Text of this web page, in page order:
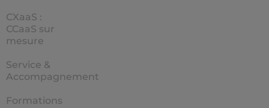
CXaaS :
CCaaS sur
mesure
Service &
Accompagnement
Formations